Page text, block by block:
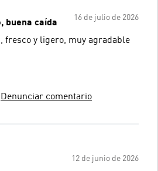
16 de julio de 2026
buena caída
fresco y ligero, muy agradable
Denunciar comentario
12 de junio de 2026